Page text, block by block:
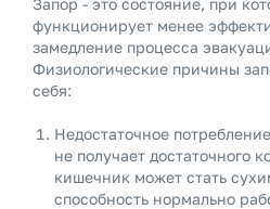
Запор - это состояние, при
функционирует менее
замедление процесса
Физиологические причины
себя:
Недостаточное
не получает достаточного
кишечник может стать
способность нормально